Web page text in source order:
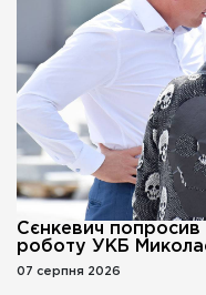
Сєнкевич попросив
роботу УКБ
07 серпня 2026